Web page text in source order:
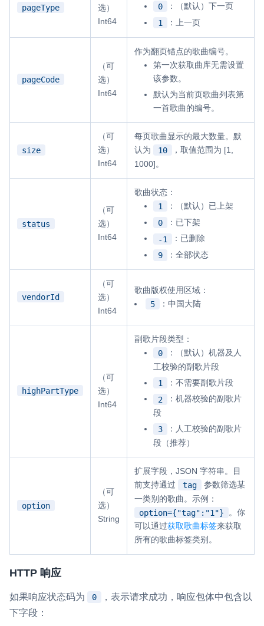
pageType
选）
Int64
0
：（默认）下一页
1
：上一页
pageCode
（可
选）
Int64
作为翻页锚点的歌曲编号。
第一次获取曲库无需设置
该参数。
默认为当前页歌曲列表第
一首歌曲的编号。
size
（可
选）
Int64
每页歌曲显示的最大数量。默
认为
10
，取值范围为 [1,
1000]。
status
（可
选）
Int64
歌曲状态：
1
：（默认）已上架
0
：已下架
-1
：已删除
9
：全部状态
vendorId
（可
选）
Int64
歌曲版权使用区域：
5
：中国大陆
highPartType
（可
选）
Int64
副歌片段类型：
0
：（默认）机器及人
工校验的副歌片段
1
：不需要副歌片段
2
：机器校验的副歌片
段
3
：人工校验的副歌片
段（推荐）
option
（可
选）
String
扩展字段，JSON 字符串。目
前支持通过
tag
参数筛选某
一类别的歌曲。示例：
option={"tag":"1"}
。你
可以通过获取歌曲标签来获取
所有的歌曲标签类别。
HTTP 响应
如果响应状态码为 0
，表示请求成功，响应包体中包含以
下字段：